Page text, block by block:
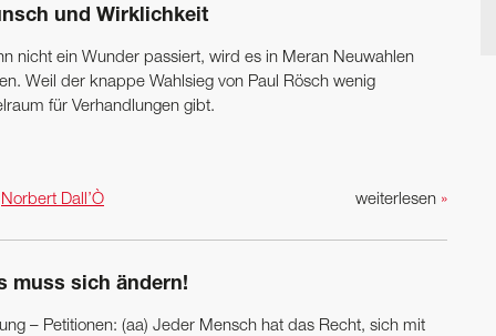
und Wirklichkeit
nicht ein Wunder passiert, wird es in Meran Neuwahlen
Weil der knappe Wahlsieg von Paul Rösch wenig
für Verhandlungen gibt.
weiterlesen »
Norbert Dall’Ò
muss sich ändern!
– Petitionen: (aa) Jeder Mensch hat das Recht, sich mit